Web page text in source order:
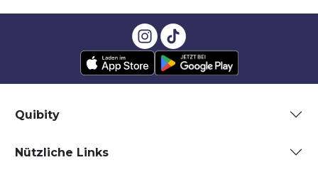
Quibity
Nützliche Links